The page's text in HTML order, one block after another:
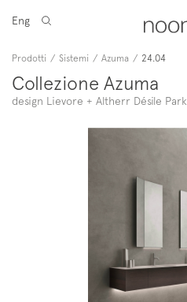
Eng
Prodotti / Sistemi / Azuma / 24.04
Collezione Azuma
design Lievore + Altherr Désile Park